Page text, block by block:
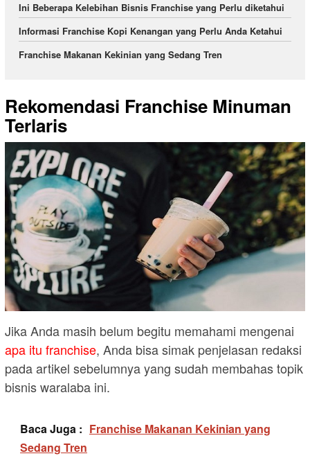
Ini Beberapa Kelebihan Bisnis Franchise yang Perlu diketahui
Informasi Franchise Kopi Kenangan yang Perlu Anda Ketahui
Franchise Makanan Kekinian yang Sedang Tren
Rekomendasi Franchise Minuman
Terlaris
Jika Anda masih belum begitu memahami mengenai
apa itu franchise, Anda bisa simak penjelasan redaksi
pada artikel sebelumnya yang sudah membahas topik
bisnis waralaba ini.
Baca Juga : Franchise Makanan Kekinian yang
Sedang Tren